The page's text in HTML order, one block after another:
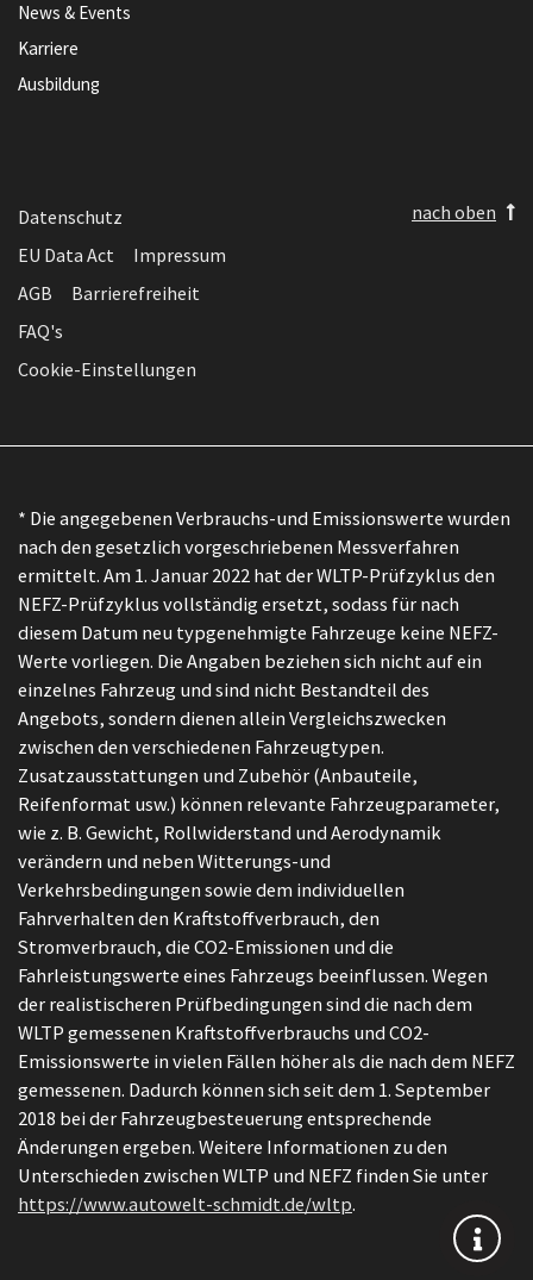
News & Events
Karriere
Ausbildung
Datenschutz
EU Data Act
Impressum
AGB
Barrierefreiheit
FAQ's
Cookie-Einstellungen
nach oben
* Die angegebenen Verbrauchs-und Emissionswerte wurden
nach den gesetzlich vorgeschriebenen Messverfahren
ermittelt. Am 1. Januar 2022 hat der WLTP-Prüfzyklus den
NEFZ-Prüfzyklus vollständig ersetzt, sodass für nach
diesem Datum neu typgenehmigte Fahrzeuge keine NEFZ-
Werte vorliegen. Die Angaben beziehen sich nicht auf ein
einzelnes Fahrzeug und sind nicht Bestandteil des
Angebots, sondern dienen allein Vergleichszwecken
zwischen den verschiedenen Fahrzeugtypen.
Zusatzausstattungen und Zubehör (Anbauteile,
Reifenformat usw.) können relevante Fahrzeugparameter,
wie z. B. Gewicht, Rollwiderstand und Aerodynamik
verändern und neben Witterungs-und
Verkehrsbedingungen sowie dem individuellen
Fahrverhalten den Kraftstoffverbrauch, den
Stromverbrauch, die CO2-Emissionen und die
Fahrleistungswerte eines Fahrzeugs beeinflussen. Wegen
der realistischeren Prüfbedingungen sind die nach dem
WLTP gemessenen Kraftstoffverbrauchs und CO2-
Emissionswerte in vielen Fällen höher als die nach dem NEFZ
gemessenen. Dadurch können sich seit dem 1. September
2018 bei der Fahrzeugbesteuerung entsprechende
Änderungen ergeben. Weitere Informationen zu den
Unterschieden zwischen WLTP und NEFZ finden Sie unter
https://www.autowelt-schmidt.de/wltp.